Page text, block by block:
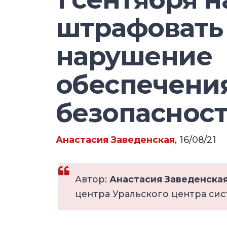
штрафовать
нарушение
Анастасия Заведенская, 16/08/21
Автор: Анастасия
центра Уральского центра